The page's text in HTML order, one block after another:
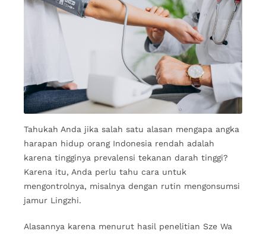
Tahukah Anda jika salah satu alasan mengapa angka
harapan hidup orang Indonesia rendah adalah
karena tingginya prevalensi tekanan darah tinggi?
Karena itu, Anda perlu tahu cara untuk
mengontrolnya, misalnya dengan rutin mengonsumsi
jamur Lingzhi.
Alasannya karena menurut hasil penelitian Sze Wa